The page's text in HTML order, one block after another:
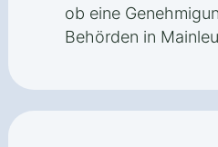
ob eine
Behörden in